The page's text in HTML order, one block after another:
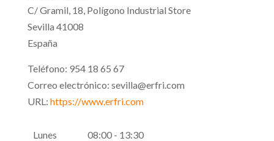
C/ Gramil, 18, Polígono Industrial Store
Sevilla 41008
España
Teléfono: 954 18 65 67
Correo electrónico: sevilla@erfri.com
URL: https://www.erfri.com
Lunes
08:00 - 13:30